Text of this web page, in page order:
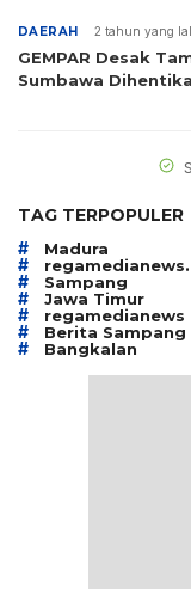
DAERAH 2 tahun yang
GEMPAR Desak
Sumbawa
TAG TERPOPULER
# Madura
#
# Sampang
# Jawa Timur
# regamedianews
# Berita Sampang
# Bangkalan